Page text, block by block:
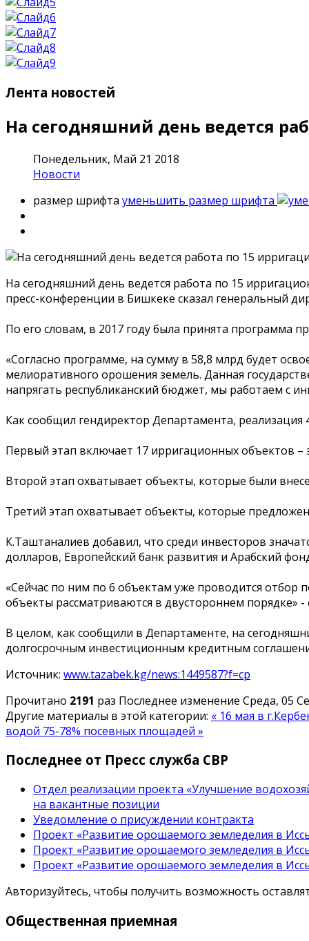
Лента новостей
На сегодняшний день ведется
Понедельник, Май 21 2018
Новости
размер шрифта уменьшить размер шрифта
На сегодняшний день ведется работа по 15
пресс-конференции в Бишкеке сказал генеральный
По его словам, в 2017 году была принята программа
«Согласно программе, на сумму в 58,8 млрд будет
мелиоративного орошения земель. Данная
напрягать республиканский бюджет, мы работаем с
Как сообщил гендиректор Департамента,
Первый этап включает 17 ирригационных объектов
Второй этап охватывает объекты, которые были
Третий этап охватывает объекты, которые
К.Таштаналиев добавил, что среди инвесторов
долларов, Европейский банк развития и Арабский
«Сейчас по ним по 6 объектам уже проводится отбор
объекты рассматриваются в двустороннем порядке» -
В целом, как сообщили в Департаменте, на
долгосрочным инвестиционным кредитным
Источник: www.tazabek.kg/news:1449587?f=cp
Прочитано 2191 раз Последнее изменение Среда, 05
Другие материалы в этой категории: « 16 мая в
водой 75-78% посевных площадей »
Последнее от Пресс служба СВР
Отдел реализации проекта «Улучшение
на вакантные позиции
Уведомление о присуждении контракта
Проект «Развитие орошаемого земледелия в
Проект «Развитие орошаемого земледелия в
Проект «Развитие орошаемого земледелия в
Авторизуйтесь, чтобы получить возможность
Общественная приемная